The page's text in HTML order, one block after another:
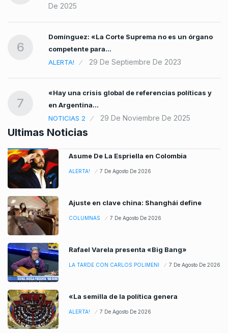
De 2025
6
Domínguez: «La Corte Suprema no es un órgano
competente para…
ALERTA!
29 De Septiembre De 2023
7
«Hay una crisis global de referencias políticas y
en Argentina…
NOTICIAS 2
29 De Noviembre De 2025
Ultimas Noticias
Asume De La Espriella en Colombia
ALERTA! 7 De Agosto De 2026
Ajuste en clave china: Shanghái define
COLUMNAS 7 De Agosto De 2026
Rafael Varela presenta «Big Bang»
LA TARDE CON CARLOS POLIMENI 7 De Agosto De 2026
«La semilla de la política genera
ALERTA! 7 De Agosto De 2026